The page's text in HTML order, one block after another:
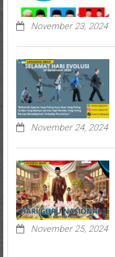
November 23, 2024
November 24, 2024
November 25, 2024